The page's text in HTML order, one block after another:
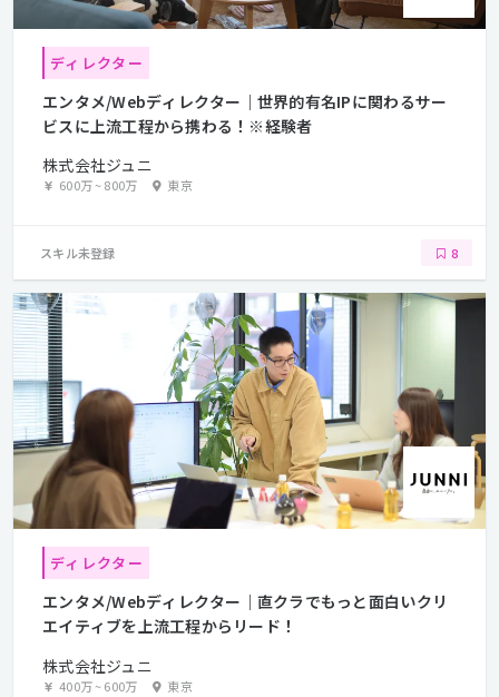
ディレクター
エンタメ/Webディレクター｜世界的有名IPに関わるサー
ビスに上流工程から携わる！※経験者
株式会社ジュニ
600万~800万 東京
スキル未登録 8
ディレクター
エンタメ/Webディレクター｜直クラでもっと面白いクリ
エイティブを上流工程からリード！
株式会社ジュニ
400万~600万 東京